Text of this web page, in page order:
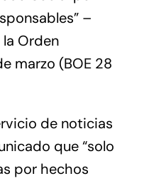
–
Orden
marzo (BOE 28
de noticias
que “solo
por hechos